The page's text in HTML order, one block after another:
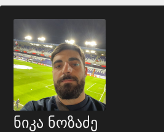
ნიკა ნოზაძე